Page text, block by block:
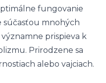
fungovanie
súčasťou mnohých
prispieva k
Prirodzene sa
alebo vajciach.